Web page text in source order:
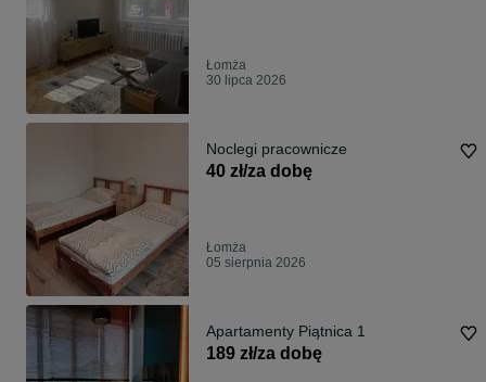
Łomża
30 lipca 2026
Noclegi pracownicze
40 zł/za dobę
Łomża
05 sierpnia 2026
Apartamenty Piątnica 1
189 zł/za dobę